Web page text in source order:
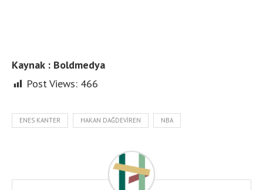
Kaynak : Boldmedya
Post Views: 466
ENES KANTER HAKAN DAĞDEVIREN NBA